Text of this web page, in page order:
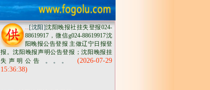
..[沈阳]沈阳晚报社挂失登报024-
88619917，微信g024-88619917沈
阳晚报公告登报 主做辽宁日报登
报。沈阳晚报声明公告登报；沈阳晚报挂
失声明公告
。。。(2026-07-29
15:36:38)